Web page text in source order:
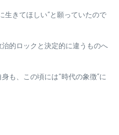
生きてほしい”と願っていたので
的ロックと決定的に違うものへ
も、この頃には“時代の象徴”に